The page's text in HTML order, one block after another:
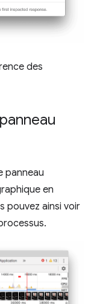
des
panneau
en
pouvez ainsi voir